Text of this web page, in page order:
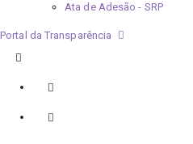
Ata de Adesão - SRP
Portal da Transparência